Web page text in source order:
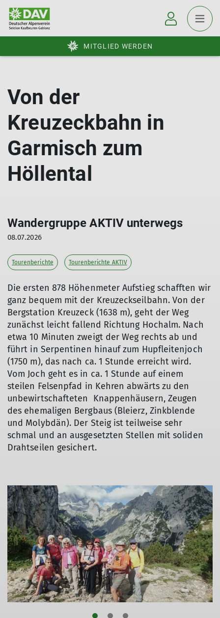
MITGLIED WERDEN
Von der
Kreuzeckbahn in
Garmisch zum
Höllental
Wandergruppe AKTIV unterwegs
08.07.2026
Tourenberichte Tourenberichte AKTIV
Die ersten 878 Höhenmeter Aufstieg schafften wir
ganz bequem mit der Kreuzeckseilbahn. Von der
Bergstation Kreuzeck (1638 m), geht der Weg
zunächst leicht fallend Richtung Hochalm. Nach
etwa 10 Minuten zweigt der Weg rechts ab und
führt in Serpentinen hinauf zum Hupfleitenjoch
(1750 m), das nach ca. 1 Stunde erreicht wird.
Vom Joch geht es in ca. 1 Stunde auf einem
steilen Felsenpfad in Kehren abwärts zu den
unbewirtschafteten Knappenhäusern, Zeugen
des ehemaligen Bergbaus (Bleierz, Zinkblende
und Molybdän). Der Steig ist teilweise sehr
schmal und an ausgesetzten Stellen mit soliden
Drahtseilen gesichert.
© DAV/Margaretha Jehle